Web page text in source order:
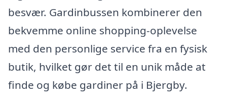
besvær. Gardinbussen kombinerer den
bekvemme online shopping-oplevelse
med den personlige service fra en fysisk
butik, hvilket gør det til en unik måde at
finde og købe gardiner på i Bjergby.